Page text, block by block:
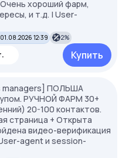
хороший фарм,
и т.д. | User-
01.08.2026 12:39 2%
Купить
managers] ПОЛЬША
РУЧНОЙ ФАРМ 30+
20-100 контактов.
страница + Открыта
видео-верификация
agent и session-